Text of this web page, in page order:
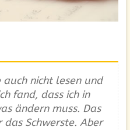
nicht lesen und
fand, dass ich in
ändern muss. Das
das Schwerste. Aber